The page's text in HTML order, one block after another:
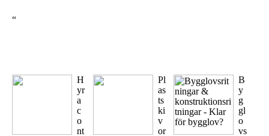
“
H
yr
a
c
o
nt
Pl
as
ts
ki
v
or
B
y
g
gl
o
vs